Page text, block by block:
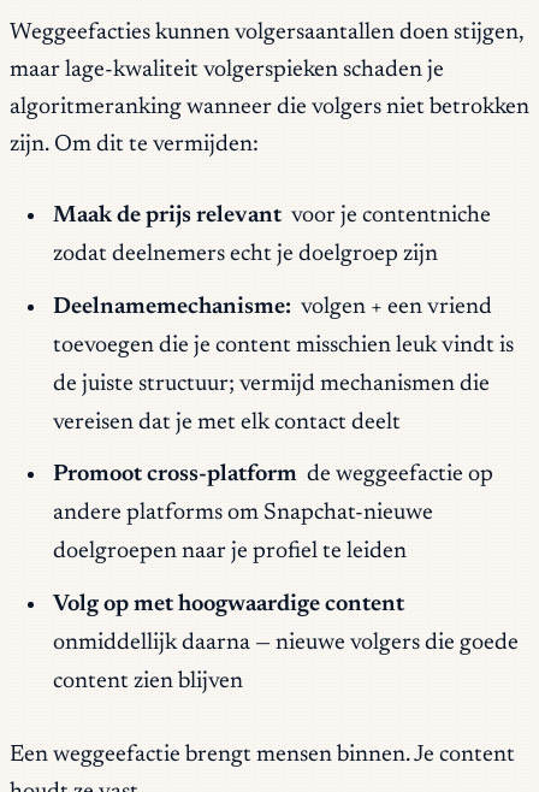
Weggeefacties kunnen volgersaantallen doen stijgen,
maar lage-kwaliteit volgerspieken schaden je
algoritmeranking wanneer die volgers niet betrokken
zijn. Om dit te vermijden:
Maak de prijs relevant voor je contentniche
zodat deelnemers echt je doelgroep zijn
Deelnamemechanisme: volgen + een vriend
toevoegen die je content misschien leuk vindt is
de juiste structuur; vermijd mechanismen die
vereisen dat je met elk contact deelt
Promoot cross-platform de weggeefactie op
andere platforms om Snapchat-nieuwe
doelgroepen naar je profiel te leiden
Volg op met hoogwaardige content
onmiddellijk daarna — nieuwe volgers die goede
content zien blijven
Een weggeefactie brengt mensen binnen. Je content